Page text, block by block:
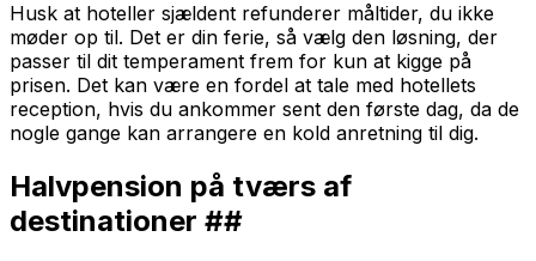
Husk at hoteller sjældent refunderer måltider, du ikke
møder op til. Det er din ferie, så vælg den løsning, der
passer til dit temperament frem for kun at kigge på
prisen. Det kan være en fordel at tale med hotellets
reception, hvis du ankommer sent den første dag, da de
nogle gange kan arrangere en kold anretning til dig.
Halvpension på tværs af
destinationer ##